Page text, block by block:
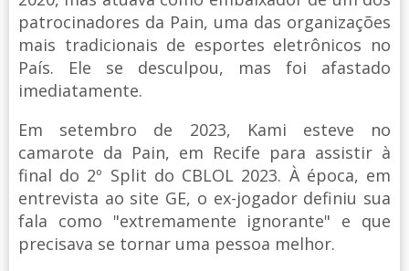
patrocinadores da Pain, uma das organizações
mais tradicionais de esportes eletrônicos no
País. Ele se desculpou, mas foi afastado
imediatamente.
Em setembro de 2023, Kami esteve no
camarote da Pain, em Recife para assistir à
final do 2º Split do CBLOL 2023. À época, em
entrevista ao site GE, o ex-jogador definiu sua
fala como "extremamente ignorante" e que
precisava se tornar uma pessoa melhor.